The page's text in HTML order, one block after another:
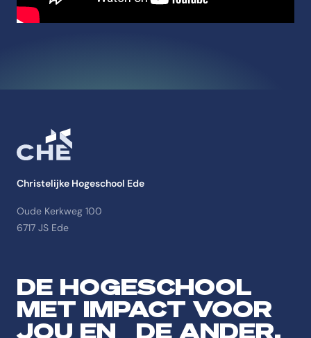
Christelijke Hogeschool Ede
Oude Kerkweg 100
6717 JS Ede
DE HOGESCHOOL
MET IMPACT VOOR
JOU EN DE ANDER.